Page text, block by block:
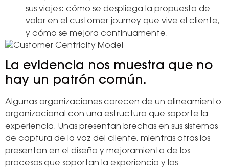
sus viajes: cómo se despliega la propuesta de
valor en el customer journey que vive el cliente,
y cómo se mejora continuamente.
La evidencia nos muestra que no
hay un patrón común.
Algunas organizaciones carecen de un alineamiento
organizacional con una estructura que soporte la
experiencia. Unas presentan brechas en sus sistemas
de captura de la voz del cliente, mientras otras los
presentan en el diseño y mejoramiento de los
procesos que soportan la experiencia y las